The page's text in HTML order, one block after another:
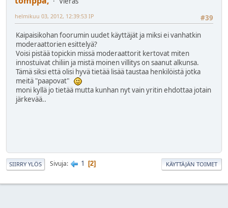
#39
helmikuu 03, 2012, 12:39:53 IP
Kaipaisikohan foorumin uudet käyttäjät ja miksi ei vanhatkin
moderaattorien esittelyä?
Voisi pistää topickin missä moderaattorit kertovat miten
innostuivat chiliin ja mistä moinen villitys on saanut alkunsa.
Tämä siksi että olisi hyvä tietää lisää taustaa henkilöistä jotka
meitä "paapovat"
moni kyllä jo tietää mutta kunhan nyt vain yritin ehdottaa jotain
järkevää..
SIIRRY YLÖS Sivuja 1 2 KÄYTTÄJÄN TOIMET